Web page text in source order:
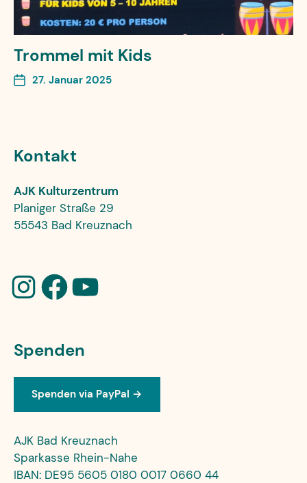
Trommel mit Kids
27. Januar 2025
Kontakt
AJK Kulturzentrum
Planiger Straße 29
55543 Bad Kreuznach
Spenden
Spenden via PayPal →
AJK Bad Kreuznach
Sparkasse Rhein-Nahe
IBAN: DE95 5605 0180 0017 0660 44